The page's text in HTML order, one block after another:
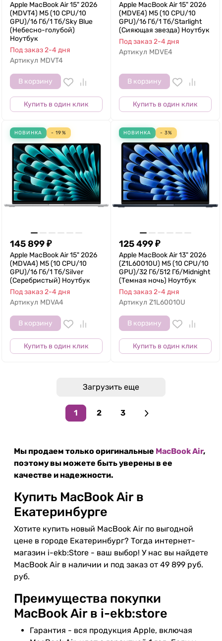
Apple MacBook Air 15" 2026
(MDVT4) M5 (10 CPU/10
GPU)/16 Гб/1 Тб/Sky Blue
(Небесно-голубой)
Ноутбук
Под заказ 2-4 дня
Артикул MDVT4
В корзину
Купить в один клик
Apple MacBook Air 15" 2026
(MDVE4) M5 (10 CPU/10
GPU)/16 Гб/1 Тб/Starlight
(Сияющая звезда) Ноутбук
Под заказ 2-4 дня
Артикул MDVE4
В корзину
Купить в один клик
НОВИНКА - 19%
145 899₽
Apple MacBook Air 15" 2026
(MDVA4) M5 (10 CPU/10
GPU)/16 Гб/1 Тб/Silver
(Серебристый) Ноутбук
Под заказ 2-4 дня
Артикул MDVA4
В корзину
Купить в один клик
НОВИНКА - 3%
125 499₽
Apple MacBook Air 13" 2026
(Z1L60010U) M5 (10 CPU/10
GPU)/32 Гб/512 Гб/Midnight
(Темная ночь) Ноутбук
Под заказ 2-4 дня
Артикул Z1L60010U
В корзину
Купить в один клик
Загрузить еще
1 2 3
Мы продаем только оригинальные MacBook Air,
поэтому вы можете быть уверены в ее
качестве и надежности.
Купить MacBook Air в
Екатеринбурге
Хотите купить новый MacBook Air по выгодной
цене в городе Екатеринбург? Тогда интернет-
магазин i-ekb:Store - ваш выбор! У нас вы найдете
MacBook Air в наличии и под заказ от 49 899 руб.
руб.
Преимущества покупки
MacBook Air в i-ekb:store
Гарантия - вся продукция Apple, включая